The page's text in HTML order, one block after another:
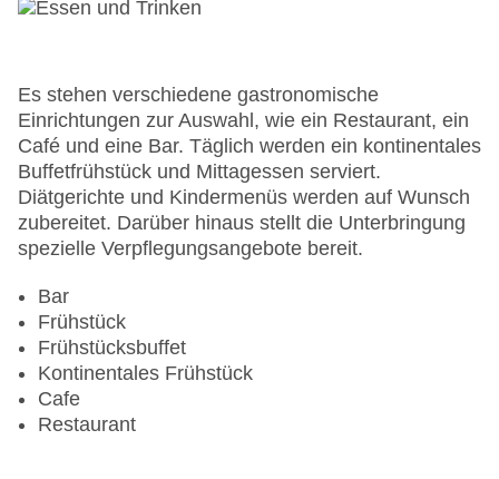
Garten: ohne Gebühr
Lift
Anzahl der Konferenzräume: 1
Anzahl der Aufzüge: 1
Zimmerservice
Sonnenterrasse
Gesamtanzahl der Zimmer: 313
Pools:Kinderbecken, Outdoor Pool,
Landeskategorie: 5 Sterne
Es stehen verschiedene gastronomische
Einrichtungen zur Auswahl, wie ein Restaurant, ein
Café und eine Bar. Täglich werden ein kontinentales
Buffetfrühstück und Mittagessen serviert.
Diätgerichte und Kindermenüs werden auf Wunsch
zubereitet. Darüber hinaus stellt die Unterbringung
spezielle Verpflegungsangebote bereit.
Bar
Frühstück
Frühstücksbuffet
Kontinentales Frühstück
Cafe
Restaurant